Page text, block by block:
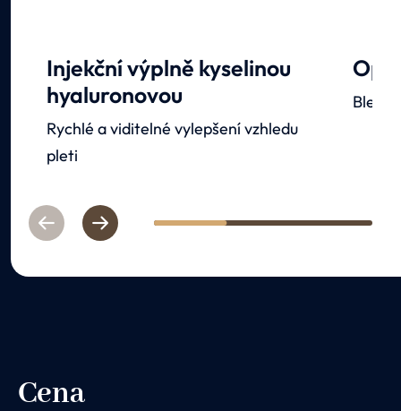
Injekční výplně kyselinou
hyaluronovou
Rychlé a viditelné vylepšení vzhledu
pleti
PreviousNext 1 2 3
Cena